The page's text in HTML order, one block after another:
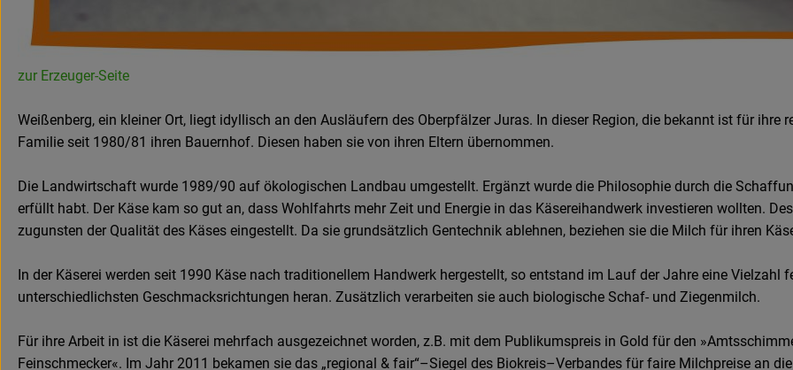
zur Erzeuger-Seite
Weißenberg, ein kleiner Ort, liegt idyllisch an den Ausläufern des Oberpfälzer Juras. In dieser Region, die bekannt ist für
Familie seit 1980/81 ihren Bauernhof. Diesen haben sie von ihren Eltern übernommen.
Die Landwirtschaft wurde 1989/90 auf ökologischen Landbau umgestellt. Ergänzt wurde die Philosophie durch die
erfüllt habt. Der Käse kam so gut an, dass Wohlfahrts mehr Zeit und Energie in das Käsereihandwerk investieren wollten.
zugunsten der Qualität des Käses eingestellt. Da sie grundsätzlich Gentechnik ablehnen, beziehen sie die Milch für ihren
In der Käserei werden seit 1990 Käse nach traditionellem Handwerk hergestellt, so entstand im Lauf der Jahre eine Vielzahl
unterschiedlichsten Geschmacksrichtungen heran. Zusätzlich verarbeiten sie auch biologische Schaf- und Ziegenmilch.
Für ihre Arbeit in ist die Käserei mehrfach ausgezeichnet worden, z.B. mit dem Publikumspreis in Gold für den
Feinschmecker«. Im Jahr 2011 bekamen sie das „regional & fair“–Siegel des Biokreis–Verbandes für faire Milchpreise an